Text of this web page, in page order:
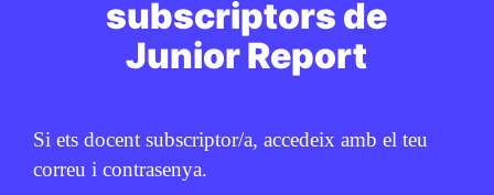
subscriptors de
Junior Report
Si ets docent subscriptor/a, accedeix amb el teu
correu i contrasenya.